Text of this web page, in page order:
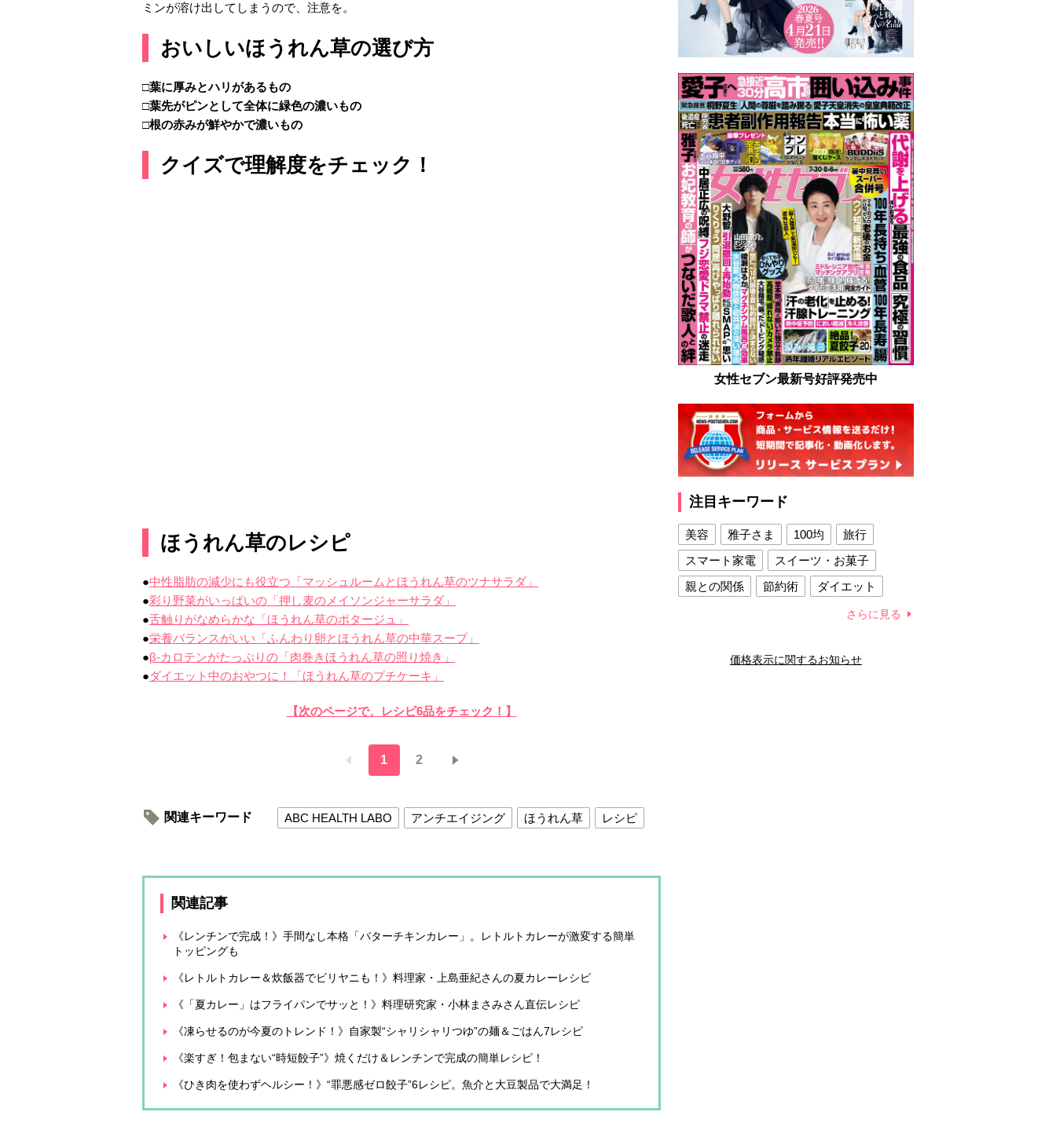
ミンが溶け出してしまうので、注意を。
おいしいほうれん草の選び方
□葉に厚みとハリがあるもの
□葉先がピンとして全体に緑色の濃いもの
□根の赤みが鮮やかで濃いもの
クイズで理解度をチェック！
ほうれん草のレシピ
●中性脂肪の減少にも役立つ「マッシュルームとほうれん草のツナサラダ」
●彩り野菜がいっぱいの「押し麦のメイソンジャーサラダ」
●舌触りがなめらかな「ほうれん草のポタージュ」
●栄養バランスがいい「ふんわり卵とほうれん草の中華スープ」
●β-カロテンがたっぷりの「肉巻きほうれん草の照り焼き」
●ダイエット中のおやつに！「ほうれん草のプチケーキ」
【次のページで、レシピ6品をチェック！】
1 2
関連キーワード ABC HEALTH LABO アンチエイジング ほうれん草 レシピ
関連記事
《レンチンで完成！》手間なし本格「バターチキンカレー」。レトルトカレーが激変する簡単
トッピングも
《レトルトカレー＆炊飯器でビリヤニも！》料理家・上島亜紀さんの夏カレーレシピ
《「夏カレー」はフライパンでサッと！》料理研究家・小林まさみさん直伝レシピ
《凍らせるのが今夏のトレンド！》自家製“シャリシャリつゆ”の麺＆ごはん7レシピ
《楽すぎ！包まない“時短餃子”》焼くだけ＆レンチンで完成の簡単レシピ！
《ひき肉を使わずヘルシー！》“罪悪感ゼロ餃子”6レシピ。魚介と大豆製品で大満足！
女性セブン最新号好評発売中
注目キーワード
美容 雅子さま 100均
旅行
スマート家電
スイーツ・お菓子
親との関係
節約術
ダイエット
夫との関係
新津春子 どか食い
さらに見る
価格表示に関するお知らせ